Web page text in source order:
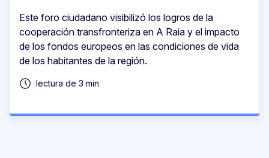
Este foro ciudadano visibilizó los logros de la
cooperación transfronteriza en A Raia y el impacto
de los fondos europeos en las condiciones de vida
de los habitantes de la región.
lectura de 3 min